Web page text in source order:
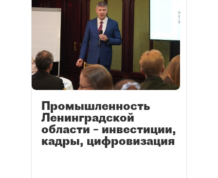
Промышленность
Ленинградской
области – инвестиции,
кадры, цифровизация